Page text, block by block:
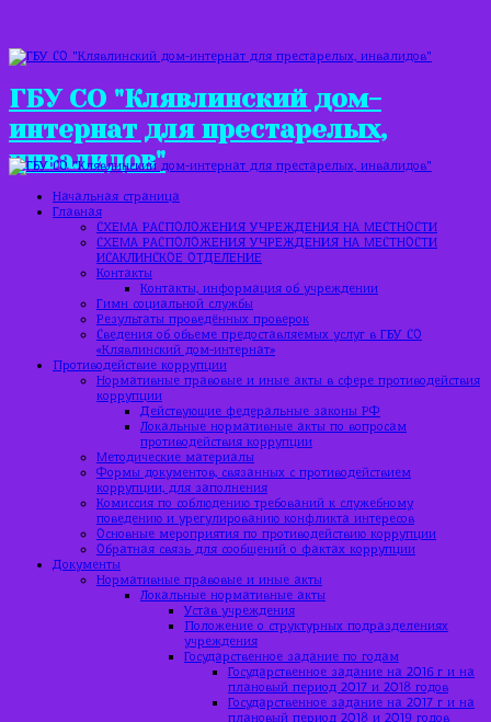
ГБУ СО "Клявлинский дом-
интернат для престарелых,
инвалидов"
Начальная страница
Главная
СХЕМА РАСПОЛОЖЕНИЯ УЧРЕЖДЕНИЯ НА МЕСТНОСТИ
СХЕМА РАСПОЛОЖЕНИЯ УЧРЕЖДЕНИЯ НА МЕСТНОСТИ
ИСАКЛИНСКОЕ ОТДЕЛЕНИЕ
Контакты
Контакты, информация об учреждении
Гимн социальной службы
Результаты проведённых проверок
Сведения об объеме предоставляемых услуг в ГБУ СО
«Клявлинский дом-интернат»
Противодействие коррупции
Нормативные правовые и иные акты в сфере противодействия
коррупции
Действующие федеральные законы РФ
Локальные нормативные акты по вопросам
противодействия коррупции
Методические материалы
Формы документов, связанных с противодействием
коррупции, для заполнения
Комиссия по соблюдению требований к служебному
поведению и урегулированию конфликта интересов
Основные мероприятия по противодействию коррупции
Обратная связь для сообщений о фактах коррупции
Документы
Нормативные правовые и иные акты
Локальные нормативные акты
Устав учреждения
Положение о структурных подразделениях
учреждения
Государственное задание по годам
Государственное задание на 2016 г и на
плановый период 2017 и 2018 годов
Государственное задание на 2017 г и на
плановый период 2018 и 2019 годов